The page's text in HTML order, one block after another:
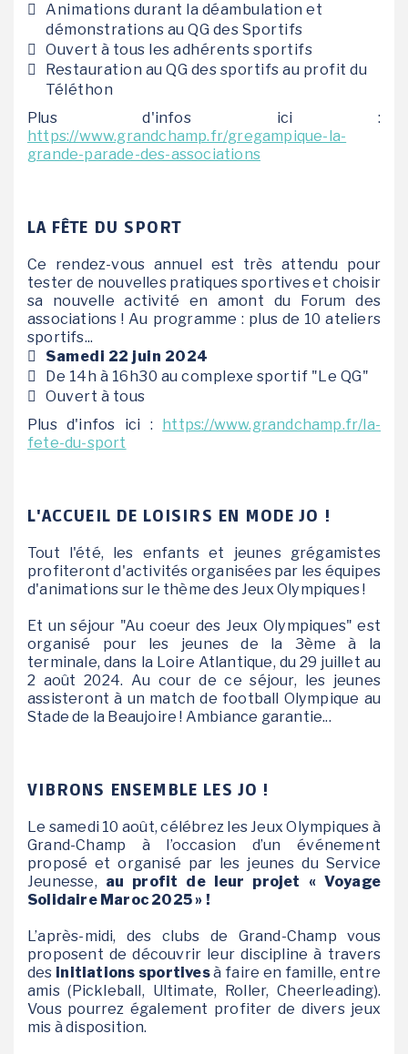
Animations durant la déambulation et
démonstrations au QG des Sportifs
Ouvert à tous les adhérents sportifs
Restauration au QG des sportifs au profit du
Téléthon
Plus d'infos ici :
https://www.grandchamp.fr/gregampique-la-
grande-parade-des-associations
LA FÊTE DU SPORT
Ce rendez-vous annuel est très attendu pour
tester de nouvelles pratiques sportives et choisir
sa nouvelle activité en amont du Forum des
associations ! Au programme : plus de 10 ateliers
sportifs...
Samedi 22 juin 2024
De 14h à 16h30 au complexe sportif "Le QG"
Ouvert à tous
Plus d'infos ici :
https://www.grandchamp.fr/la-
fete-du-sport
L'ACCUEIL DE LOISIRS EN MODE JO !
Tout l'été, les enfants et jeunes grégamistes
profiteront d'activités organisées par les équipes
d'animations sur le thème des Jeux Olympiques !
Et un séjour "Au coeur des Jeux Olympiques" est
organisé pour les jeunes de la 3ème à la
terminale, dans la Loire Atlantique, du 29 juillet au
2 août 2024. Au cour de ce séjour, les jeunes
assisteront à un match de football Olympique au
Stade de la Beaujoire ! Ambiance garantie...
VIBRONS ENSEMBLE LES JO !
Le samedi 10 août, célébrez les Jeux Olympiques à
Grand-Champ à l’occasion d’un événement
proposé et organisé par les jeunes du Service
Jeunesse, au profit de leur projet « Voyage
Solidaire Maroc 2025 » !
L’après-midi, des clubs de Grand-Champ vous
proposent de découvrir leur discipline à travers
des initiations sportivesà faire en famille, entre
amis (Pickleball, Ultimate, Roller, Cheerleading).
Vous pourrez également profiter de divers jeux
mis à disposition.